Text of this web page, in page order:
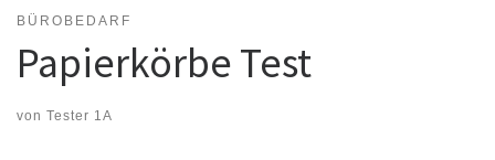
BÜROBEDARF
Papierkörbe Test
von Tester 1A